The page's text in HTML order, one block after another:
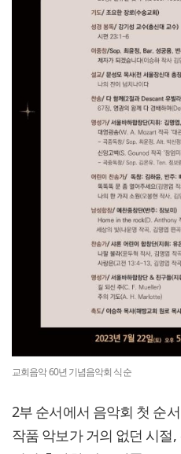
교회음악 60년 기념음악회 식순
2부 순서에서 음악회 첫 순
작품 악보가 거의 없던 시절